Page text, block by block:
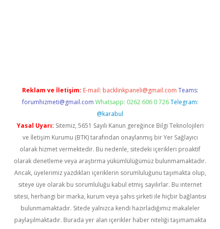
Reklam ve İletişim: E-mail: backlinkpaneli@gmail.com Teams:
forumhizmeti@gmail.com Whatsapp: 0262 606 0 726 Telegram:
@karabul
Yasal Uyarı: Sitemiz, 5651 Sayılı Kanun gereğince Bilgi Teknolojileri
ve İletişim Kurumu (BTK) tarafından onaylanmış bir Yer Sağlayıcı
olarak hizmet vermektedir. Bu nedenle, sitedeki içerikleri proaktif
olarak denetleme veya araştırma yükümlülüğümüz bulunmamaktadır.
Ancak, üyelerimiz yazdıkları içeriklerin sorumluluğunu taşımakta olup,
siteye üye olarak bu sorumluluğu kabul etmiş sayılırlar. Bu internet
sitesi, herhangi bir marka, kurum veya şahıs şirketi ile hiçbir bağlantısı
bulunmamaktadır. Sitede yalnızca kendi hazırladığımız makaleler
paylaşılmaktadır. Burada yer alan içerikler haber niteliği taşımamakta